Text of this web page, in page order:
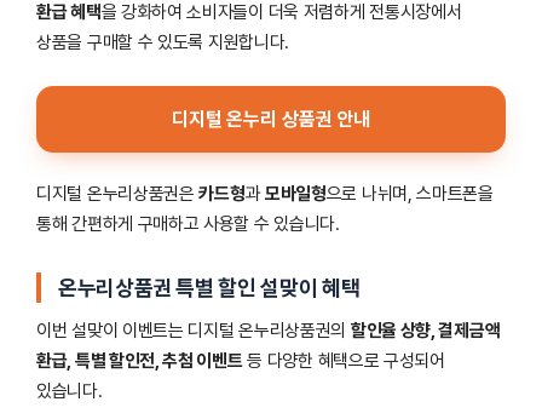
환급 혜택을 강화하여 소비자들이 더욱 저렴하게 전통시장에서
상품을 구매할 수 있도록 지원합니다.
디지털 온누리 상품권 안내
디지털 온누리상품권은카드형과모바일형으로 나뉘며, 스마트폰을
통해 간편하게 구매하고 사용할 수 있습니다.
온누리상품권 특별 할인 설맞이 혜택
이번 설맞이 이벤트는 디지털 온누리상품권의 할인율 상향, 결제금액
환급, 특별 할인전, 추첨 이벤트등 다양한 혜택으로 구성되어
있습니다.